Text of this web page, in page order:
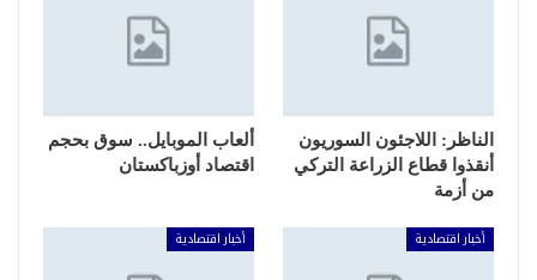
الناظر: اللاجئون السوريون
أنقذوا قطاع الزراعة التركي
من أزمة
ألعاب الموبايل.. سوق بحجم
اقتصاد أوزباكستان
أخبار اقتصادية أخبار اقتصادية